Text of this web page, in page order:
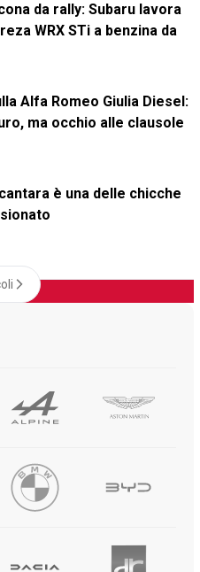
da rally: Subaru lavora
WRX STi a benzina da
Alfa Romeo Giulia Diesel:
ma occhio alle clausole
è una delle chicche